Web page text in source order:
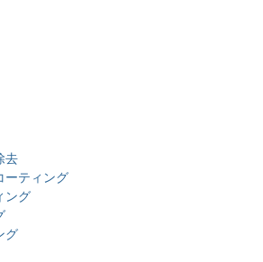
去
ーティング
ング
グ